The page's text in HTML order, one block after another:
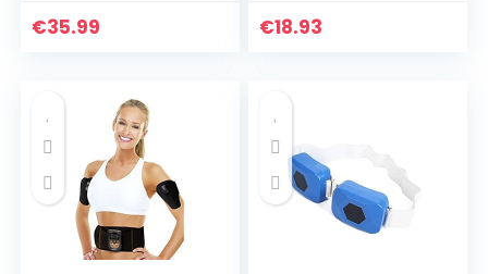
Slimme fitnessriem
€35.99
Fitness Abs
€18.93